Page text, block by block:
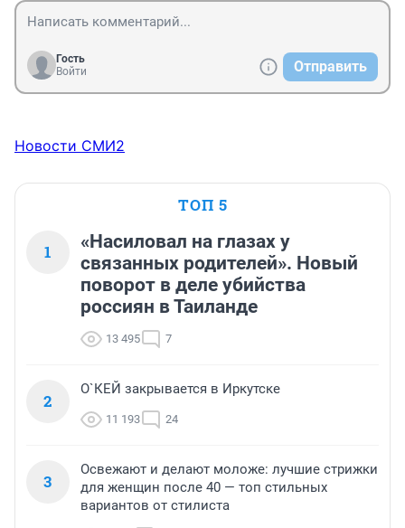
Гость
Войти
Отправить
Новости СМИ2
ТОП 5
1
«Насиловал на глазах у
связанных родителей». Новый
поворот в деле убийства
россиян в Таиланде
13 495 7
2
О`КЕЙ закрывается в Иркутске
11 193 24
3
Освежают и делают моложе: лучшие стрижки
для женщин после 40 — топ стильных
вариантов от стилиста